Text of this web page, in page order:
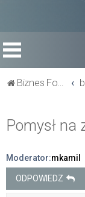
Biznes Forum
Pomysł na
Moderator:mkamil
ODPOWIEDZ